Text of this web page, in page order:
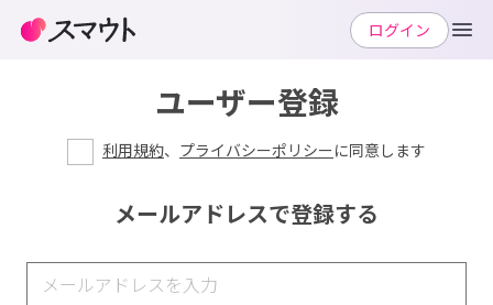
ユーザー登録
利用規約、 プライバシーポリシーに同意します
メールアドレスで登録する
ログイン